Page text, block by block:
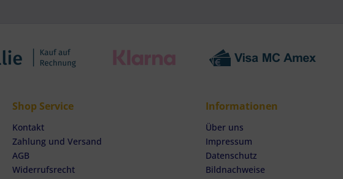
Shop Service
Kontakt
Zahlung und Versand
AGB
Widerrufsrecht
Informationen
Über uns
Impressum
Datenschutz
Bildnachweise